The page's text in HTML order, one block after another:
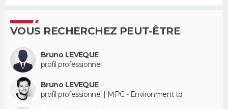
VOUS RECHERCHEZ PEUT-ÊTRE
Bruno LEVEQUE
profil professionnel
Bruno LEVEQUE
profil professionnel | MPC - Environment td